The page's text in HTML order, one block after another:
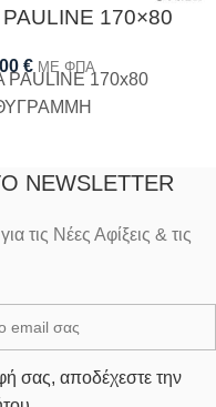
170×80
€ ΜΕ ΦΠΑ
170x80
NEWSLETTER
τις Νέες Αφίξεις & τις
σας, αποδέχεστε την